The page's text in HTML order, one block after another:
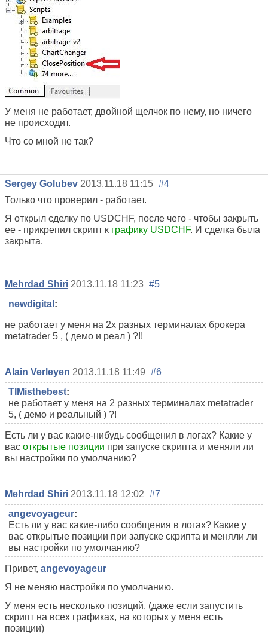
У меня не работает, двойной щелчок по нему, но ничего
не происходит.
Что со мной не так?
Sergey Golubev 2013.11.18 11:15 #4
Только что проверил - работает.
Я открыл сделку по USDCHF, после чего - чтобы закрыть
ее - прикрепил скрипт к графику USDCHF. И сделка была
закрыта.
Mehrdad Shiri 2013.11.18 11:23 #5
newdigital :
не работает у меня на 2х разных терминалах брокера
metatrader 5 , ( демо и реал ) ?!!
Alain Verleyen 2013.11.18 11:49 #6
TIMisthebest:
не работает у меня на 2 разных терминалах metatrader
5, ( демо и реальный ) ?!
Есть ли у вас какие-нибудь сообщения в логах? Какие у
вас открытые позиции при запуске скрипта и меняли ли
вы настройки по умолчанию?
Mehrdad Shiri 2013.11.18 12:02 #7
angevoyageur:
Есть ли у вас какие-либо сообщения в логах? Какие у
вас открытые позиции при запуске скрипта и меняли ли
вы настройки по умолчанию?
Привет, angevoyageur
Я не меняю настройки по умолчанию.
У меня есть несколько позиций. (даже если запустить
скрипт на всех графиках, на которых у меня есть
позиции)